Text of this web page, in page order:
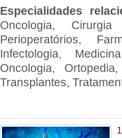
Especialidades
Oncologia,
Perioperatórios,
Infectologia,
Oncologia,
Transplantes,